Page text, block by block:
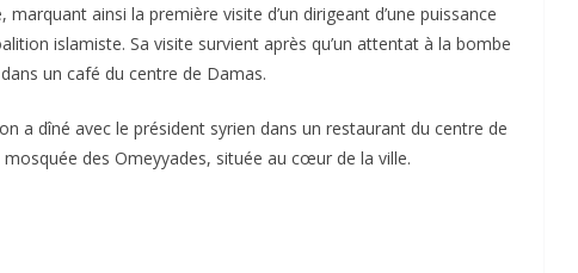
ainsi la première visite d’un dirigeant d’une puissance
islamiste. Sa visite survient après qu’un attentat à la bombe
un café du centre de Damas.
a dîné avec le président syrien dans un restaurant du centre de
des Omeyyades, située au cœur de la ville.